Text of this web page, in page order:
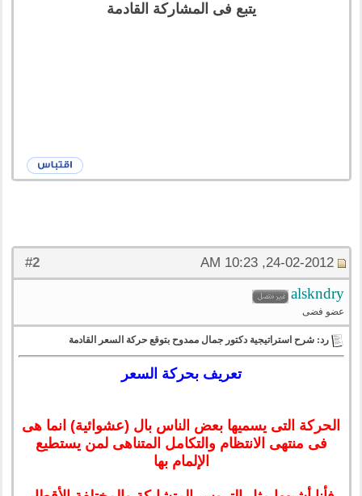
يتبع فى المشاركة القادمة
#
2 24-02-2012, 10:23 AM
alskndry
عضو فضى
رد: شرح استراتيجية دكتور جمال ممدوح بتوقع حركة السعر القادمة
تعريف بحركة السعر
الحركة التى يسميها بعض الناس بال (عشوائية) انما هى
فى منتهى الانتظام والتكامل المتناهى لمن يستطيع
الإلمام بها